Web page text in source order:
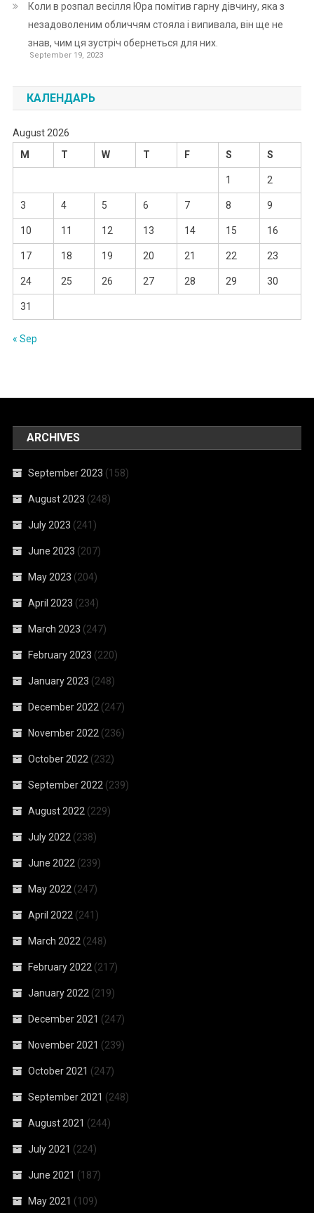
Коли в розпал весілля Юра помітив гарну дівчину, яка з
незадоволеним обличчям стояла і випивала, він ще не
знав, чим ця зустріч обернеться для них.
September 19, 2023
КАЛЕНДАРЬ
August 2026
M
T W T F S S
1 2
3 4 5 6 7 8 9
10 11 12 13 14 15 16
17 18 19 20 21 22 23
24 25 26 27 28 29 30
31
« Sep
ARCHIVES
September 2023 (158)
August 2023 (248)
July 2023 (241)
June 2023 (207)
May 2023 (204)
April 2023 (234)
March 2023 (247)
February 2023 (220)
January 2023 (248)
December 2022 (247)
November 2022 (236)
October 2022 (232)
September 2022 (239)
August 2022 (229)
July 2022 (238)
June 2022 (239)
May 2022 (247)
April 2022 (241)
March 2022 (248)
February 2022 (217)
January 2022 (219)
December 2021 (247)
November 2021 (239)
October 2021 (247)
September 2021 (248)
August 2021 (244)
July 2021 (224)
June 2021 (187)
May 2021 (109)